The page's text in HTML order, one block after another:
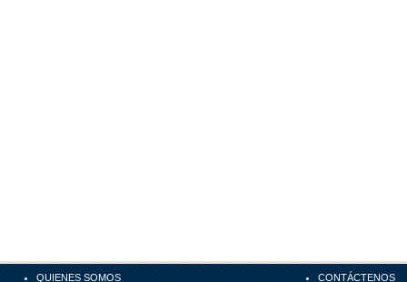
QUIENES SOMOS
CONTÁCTENOS